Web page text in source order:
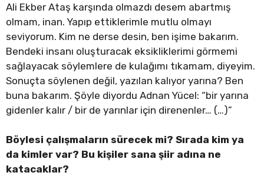
Ali Ekber Ataş karşında olmazdı desem abartmış
olmam, inan. Yapıp ettiklerimle mutlu olmayı
seviyorum. Kim ne derse desin, ben işime bakarım.
Bendeki insanı oluşturacak eksikliklerimi görmemi
sağlayacak söylemlere de kulağımı tıkamam, diyeyim.
Sonuçta söylenen değil, yazılan kalıyor yarına? Ben
buna bakarım. Şöyle diyordu Adnan Yücel: “bir yarına
gidenler kalır / bir de yarınlar için direnenler… (…)”
Böylesi çalışmaların sürecek mi? Sırada kim ya
da kimler var? Bu kişiler sana şiir adına ne
katacaklar?